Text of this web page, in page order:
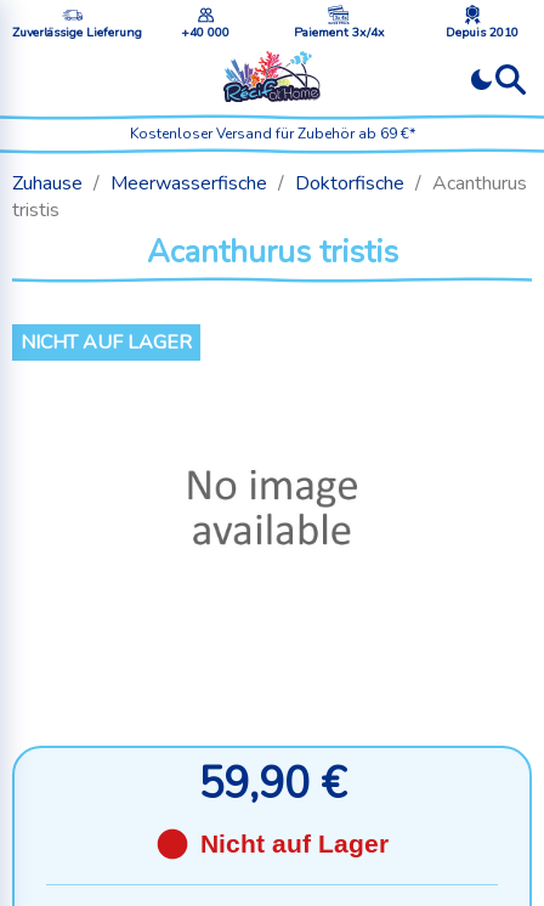
Zuverlässige Lieferung +40 000 Paiement 3x/4x Depuis 2010
Kostenloser Versand für Zubehör ab 69 €*
Zuhause Meerwasserfische Doktorfische
Acanthurus
tristis
Acanthurus tristis
NICHT AUF LAGER
59,90 €
Nicht auf Lager